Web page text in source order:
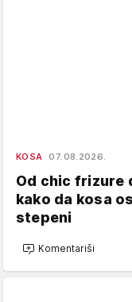
KOSA 07.08.2026.
Od chic frizure
kako da kosa
stepeni
Komentariši